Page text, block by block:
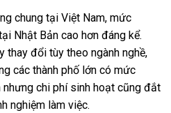
chung tại Việt Nam, mức
Nhật Bản cao hơn đáng kể.
thay đổi tùy theo ngành nghề,
các thành phố lớn có mức
nhưng chi phí sinh hoạt cũng đắt
nghiệm làm việc.